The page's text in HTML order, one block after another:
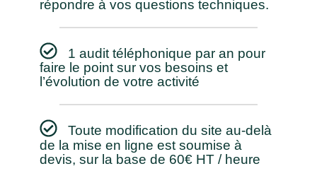
répondre à vos questions techniques.
1 audit téléphonique par an pour
faire le point sur vos besoins et
l’évolution de votre activité
Toute modification du site au-delà
de la mise en ligne est soumise à
devis, sur la base de 60€ HT / heure